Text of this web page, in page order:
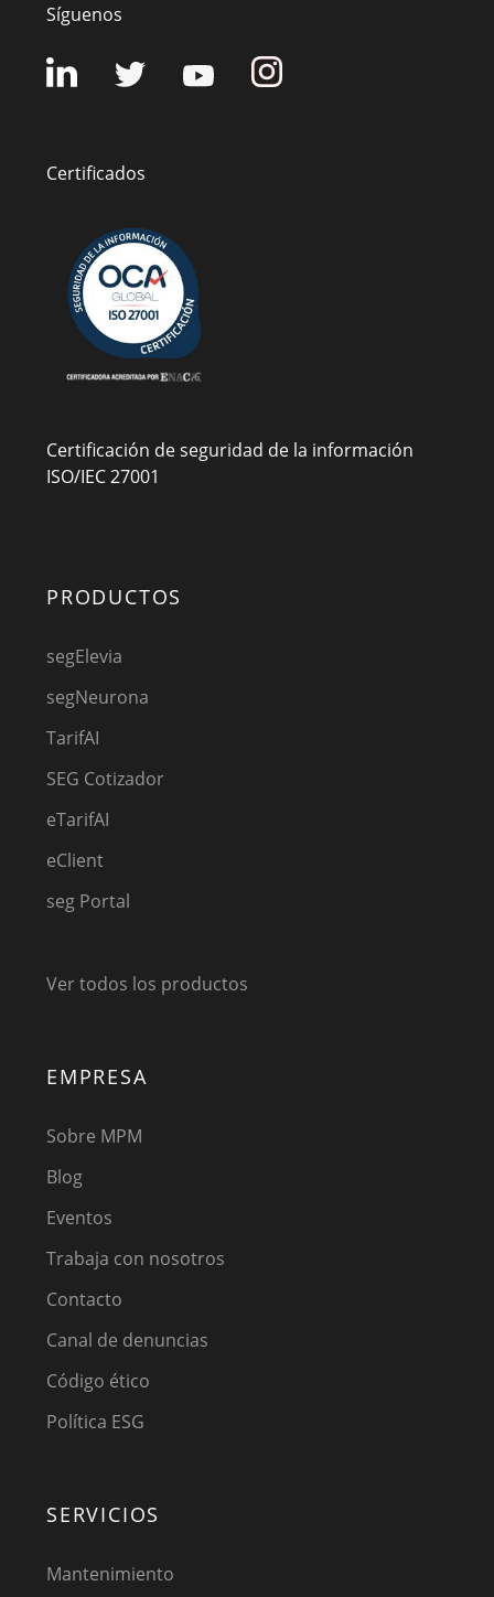
Síguenos
Certificados
Certificación de seguridad de la información
ISO/IEC 27001
PRODUCTOS
segElevia
segNeurona
TarifAI
SEG Cotizador
eTarifAI
eClient
seg Portal
Ver todos los productos
EMPRESA
Sobre MPM
Blog
Eventos
Trabaja con nosotros
Contacto
Canal de denuncias
Código ético
Política ESG
SERVICIOS
Mantenimiento